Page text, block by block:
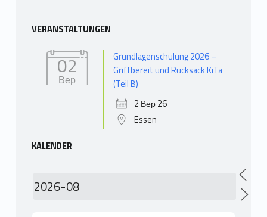
Бічна панель
VERANSTALTUNGEN
02
Вер
Grundlagenschulung 2026 –
Griffbereit und Rucksack KiTa
(Teil B)
2 Вер 26
Essen
KALENDER